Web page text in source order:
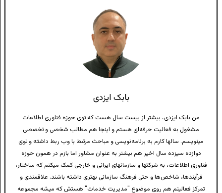
بابک ایزدی
من بابک ایزدی، بیشتر از بیست سال هست که توی حوزه فناوری اطلاعات
مشغول به فعالیت حرفه‌ای هستم و اینجا هم مطالب شخصی و تخصصی
مینویسم. سالها کارم به برنامه‌نویسی و مباحث مرتبط با وب ربط داشته و توی
دوازده سیزده سال اخیر هم بیشتر به عنوان مشاور اما بازم در همون حوزه
فناوری اطلاعات، به شرکتها و سازمانهای ایرانی و خارجی کمک میکنم که ساختار،
فرآیندها، شاخص‌ها و حتی فرهنگ سازمانی بهتری داشته باشند. علاقمندی و
تمرکز فعالیتم هم روی موضوع "مدیریت خدمات" هستش که میشه مجموعه